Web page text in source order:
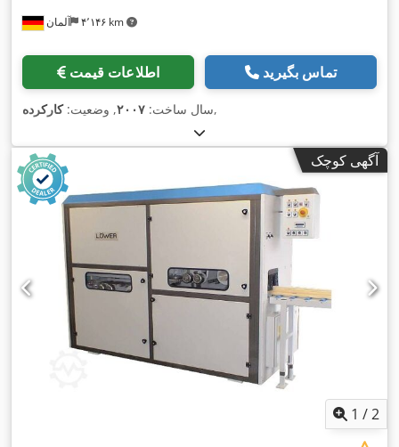
آلمان ۴٬۱۴۶ km
اطلاعات قیمت تماس بگیرید
سال ساخت: ۲۰۰۷, وضعیت:کارکرده ,
آگهی کوچک
1 /2